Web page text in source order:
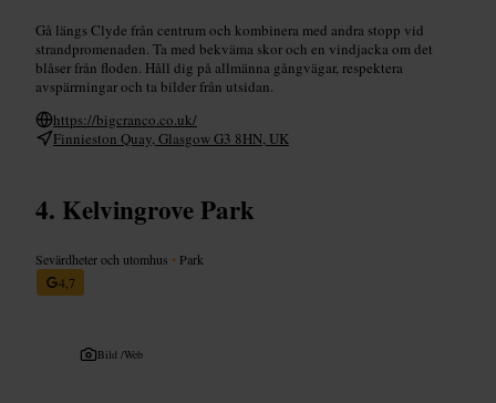
Gå längs Clyde från centrum och kombinera med andra stopp vid
strandpromenaden. Ta med bekväma skor och en vindjacka om det
blåser från floden. Håll dig på allmänna gångvägar, respektera
avspärrningar och ta bilder från utsidan.
https://bigcranco.co.uk/
Finnieston Quay, Glasgow G3 8HN, UK
Kelvingrove Park
Sevärdheter och utomhus • Park
4,7
Bild /Web